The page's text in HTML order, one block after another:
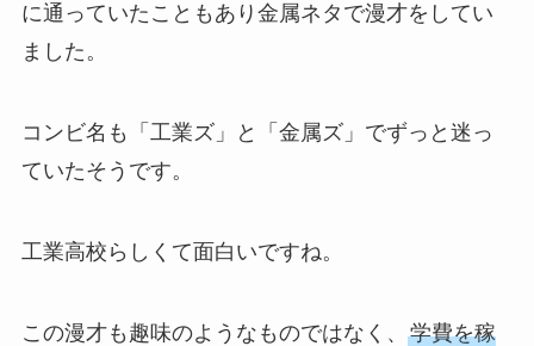
に通っていたこともあり金属ネタで漫才をしてい
ました。
コンビ名も「工業ズ」と「金属ズ」でずっと迷っ
ていたそうです。
工業高校らしくて面白いですね。
この漫才も趣味のようなものではなく、 学費を稼